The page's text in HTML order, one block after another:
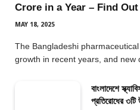
Crore in a Year – Find
MAY 18, 2025
The Bangladeshi
growth in recent years, and new
বাংলাদেশে
প্রতিরোধের ৩টি